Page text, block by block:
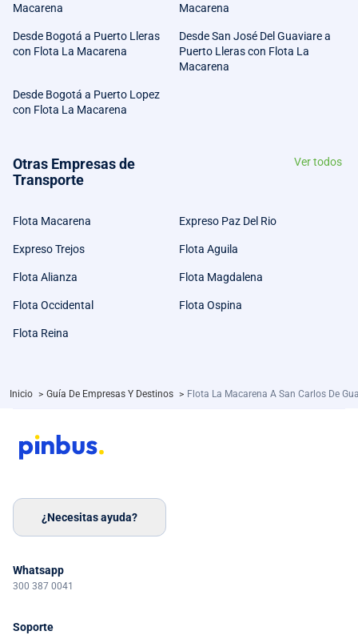
Macarena
Macarena
Desde Bogotá a Puerto Lleras
con Flota La Macarena
Desde San José Del Guaviare a
Puerto Lleras con Flota La
Macarena
Desde Bogotá a Puerto Lopez
con Flota La Macarena
Otras Empresas de
Transporte
Ver todos
Flota Macarena Expreso Paz Del Rio
Expreso Trejos Flota Aguila
Flota Alianza Flota Magdalena
Flota Occidental Flota Ospina
Flota Reina
Inicio > Guía De Empresas Y Destinos > Flota La Macarena A San Carlos De
¿Necesitas ayuda?
Whatsapp
300 387 0041
Soporte